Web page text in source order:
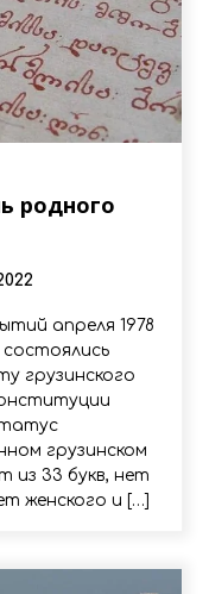
родного
апреля 1978
грузинского
грузинском
из 33 букв, нет
женского и […]